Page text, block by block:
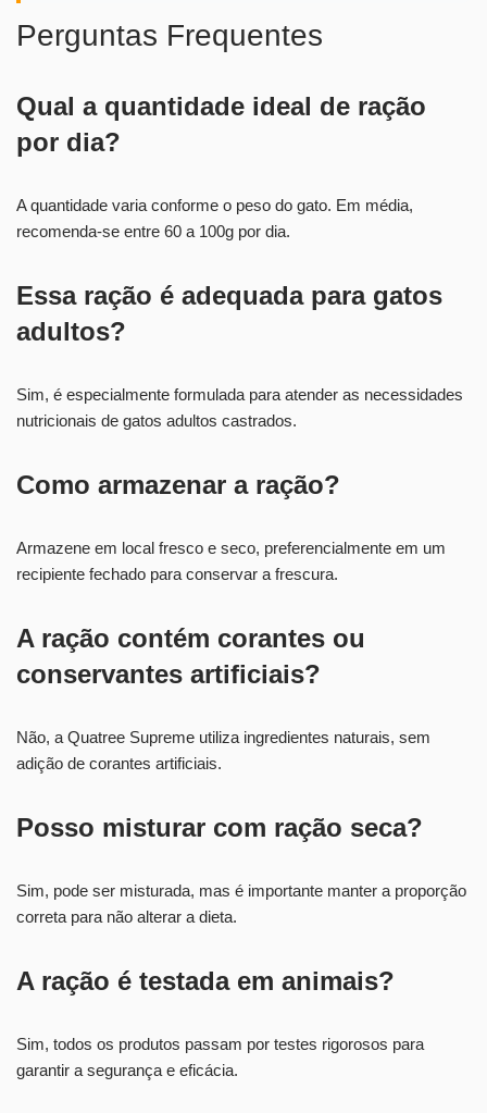
Perguntas Frequentes
Qual a quantidade ideal de ração
por dia?
A quantidade varia conforme o peso do gato. Em média,
recomenda-se entre 60 a 100g por dia.
Essa ração é adequada para gatos
adultos?
Sim, é especialmente formulada para atender as necessidades
nutricionais de gatos adultos castrados.
Como armazenar a ração?
Armazene em local fresco e seco, preferencialmente em um
recipiente fechado para conservar a frescura.
A ração contém corantes ou
conservantes artificiais?
Não, a Quatree Supreme utiliza ingredientes naturais, sem
adição de corantes artificiais.
Posso misturar com ração seca?
Sim, pode ser misturada, mas é importante manter a proporção
correta para não alterar a dieta.
A ração é testada em animais?
Sim, todos os produtos passam por testes rigorosos para
garantir a segurança e eficácia.